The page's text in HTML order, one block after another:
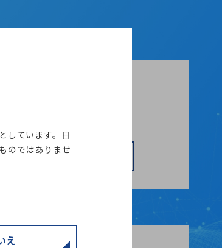
ウェブフォームへ
しています。日
のではありませ
え